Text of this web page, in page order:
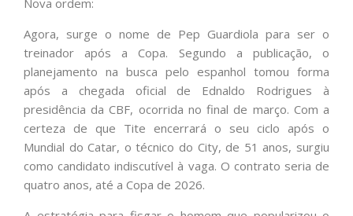
Nova ordem:
Agora, surge o nome de Pep Guardiola para ser o
treinador após a Copa. Segundo a publicação, o
planejamento na busca pelo espanhol tomou forma
após a chegada oficial de Ednaldo Rodrigues à
presidência da CBF, ocorrida no final de março. Com a
certeza de que Tite encerrará o seu ciclo após o
Mundial do Catar, o técnico do City, de 51 anos, surgiu
como candidato indiscutível à vaga. O contrato seria de
quatro anos, até a Copa de 2026.